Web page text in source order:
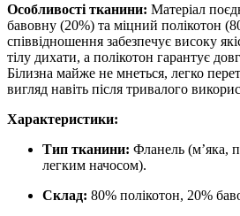
Особливості тканини: Матеріал
бавовну (20%) та міцний полікотон
співвідношення забезпечує високу
тілу дихати, а полікотон гарантує
Білизна майже не мнеться, легко
вигляд навіть після тривалого
Характеристики:
Тип тканини: Фланель (м’яка,
легким начосом).
Склад: 80% полікотон, 20%